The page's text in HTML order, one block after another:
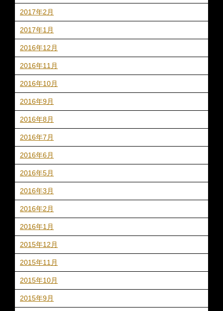
2017年2月
2017年1月
2016年12月
2016年11月
2016年10月
2016年9月
2016年8月
2016年7月
2016年6月
2016年5月
2016年3月
2016年2月
2016年1月
2015年12月
2015年11月
2015年10月
2015年9月